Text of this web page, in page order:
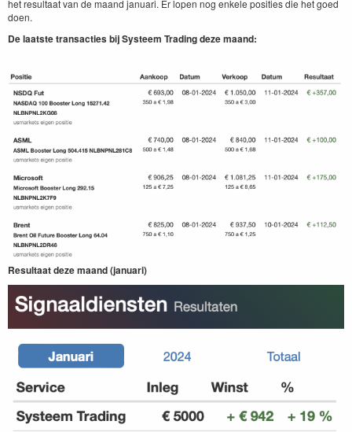
het resultaat van de maand januari. Er lopen nog enkele posities die het goed
doen.
De laatste transacties bij Systeem Trading deze maand:
Resultaat deze maand (januari)